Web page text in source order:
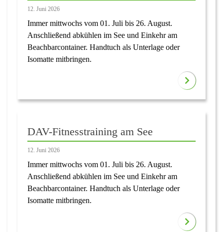
12. Juni 2026
Immer mittwochs vom 01. Juli bis 26. August.
Anschließend abkühlen im See und Einkehr am
Beachbarcontainer. Handtuch als Unterlage oder
Isomatte mitbringen.
DAV-Fitnesstraining am See
12. Juni 2026
Immer mittwochs vom 01. Juli bis 26. August.
Anschließend abkühlen im See und Einkehr am
Beachbarcontainer. Handtuch als Unterlage oder
Isomatte mitbringen.